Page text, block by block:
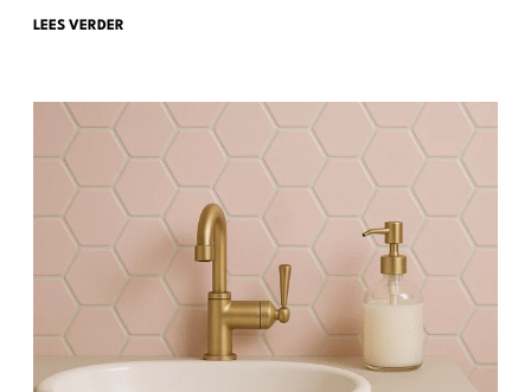
LEES VERDER